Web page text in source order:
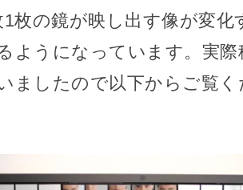
1枚の鏡が映し出す像が変化
ようになっています。実
ましたので以下からご覧